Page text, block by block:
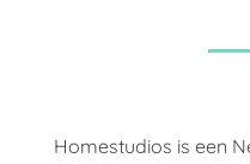
Homestudios is een